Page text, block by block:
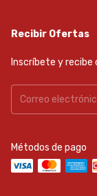
Recibir Ofertas
Inscríbete y
Métodos de pago